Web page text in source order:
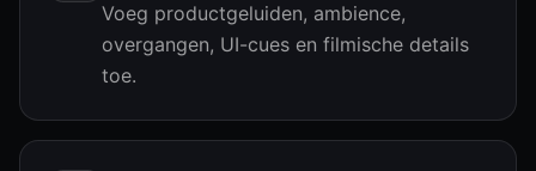
Voeg productgeluiden, ambience,
overgangen, UI-cues en filmische details
toe.